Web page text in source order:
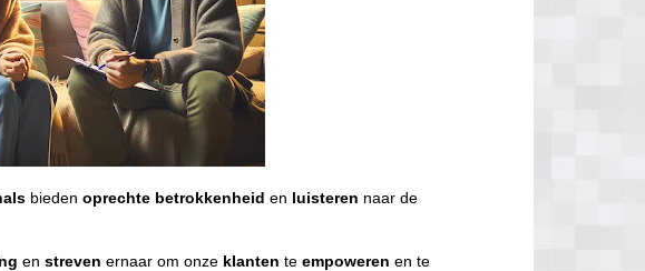
biedenoprechte betrokkenheid en luisteren naar de
enstreven ernaar om onze klanten teempoweren en te